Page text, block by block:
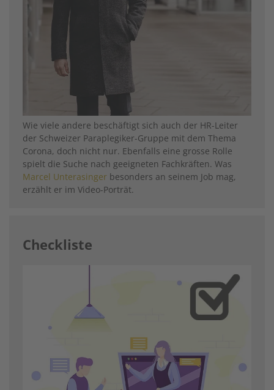
Wie viele andere beschäftigt sich auch der HR-Leiter
der Schweizer Paraplegiker-Gruppe mit dem Thema
Corona, doch nicht nur. Ebenfalls eine grosse Rolle
spielt die Suche nach geeigneten Fachkräften. Was
Marcel Unterasinger besonders an seinem Job mag,
erzählt er im Video-Porträt.
Checkliste